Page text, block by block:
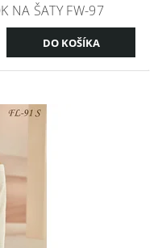
NA ŠATY FW-97